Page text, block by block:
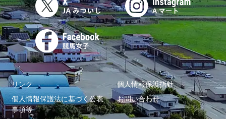
リンク
個人情報保護指針
個人情報保護法に基づく公表
事項等
お問い合わせ